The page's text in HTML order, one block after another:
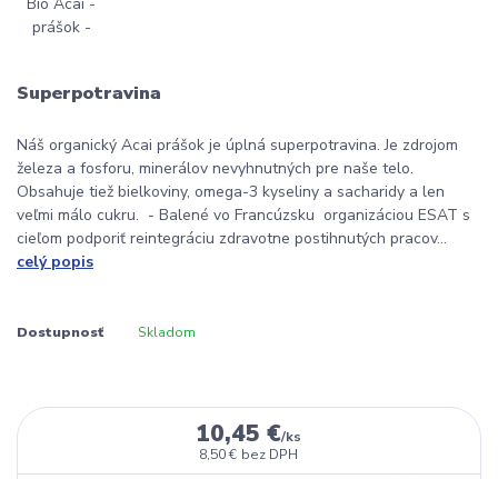
Superpotravina
Náš organický Acai prášok je úplná superpotravina. Je zdrojom
železa a fosforu, minerálov nevyhnutných pre naše telo.
Obsahuje tiež bielkoviny, omega-3 kyseliny a sacharidy a len
veľmi málo cukru. - Balené vo Francúzsku organizáciou ESAT s
cieľom podporiť reintegráciu zdravotne postihnutých pracov...
celý popis
Dostupnosť Skladom
10,45 €/ks
8,50 € bez DPH